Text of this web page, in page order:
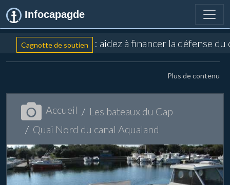
Infocapagde
Cagnotte de soutien : aidez à financer la défense
Plus de contenu
Accueil
Les bateaux du Cap
Quai Nord du canal Aqualand